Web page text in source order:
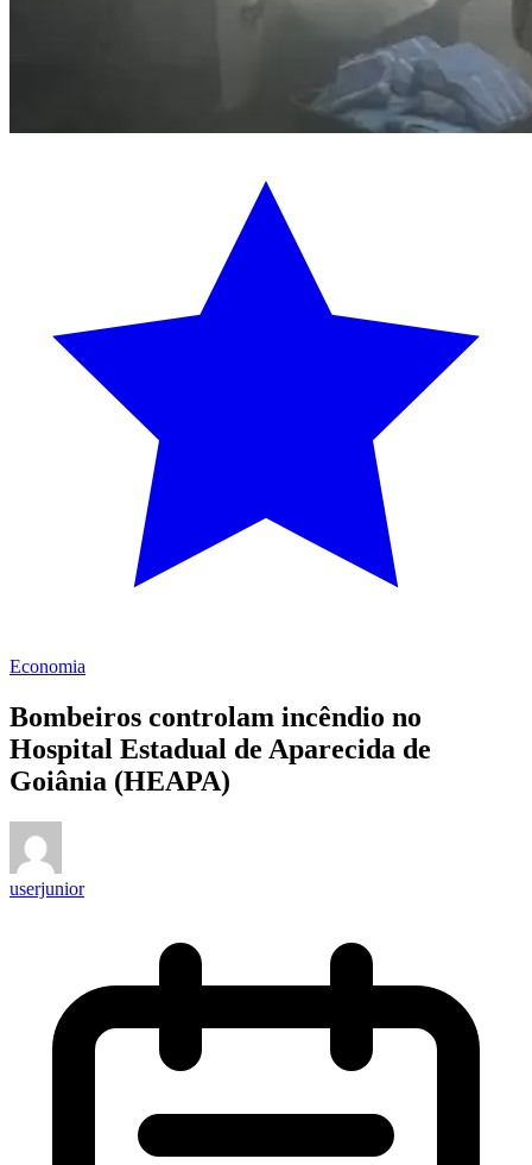
Economia
Bombeiros controlam incêndio no
Hospital Estadual de Aparecida de
Goiânia (HEAPA)
userjunior